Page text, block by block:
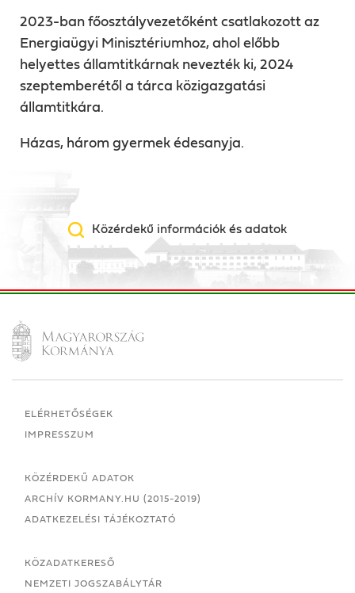
2023-ban főosztályvezetőként csatlakozott az
Energiaügyi Minisztériumhoz, ahol előbb
helyettes államtitkárnak nevezték ki, 2024
szeptemberétől a tárca közigazgatási
államtitkára.
Házas, három gyermek édesanyja.
Közérdekű információk és adatok
ELÉRHETŐSÉGEK
IMPRESSZUM
KÖZÉRDEKŰ ADATOK
ARCHÍV KORMANY.HU (2015-2019)
ADATKEZELÉSI TÁJÉKOZTATÓ
KÖZADATKERESŐ
NEMZETI JOGSZABÁLYTÁR